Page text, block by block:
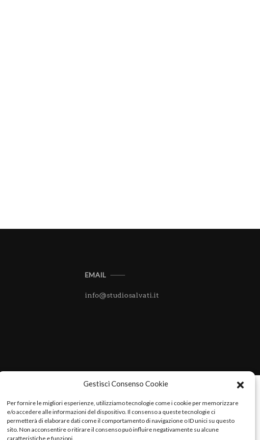
Gestisci Consenso Cookie
Per fornire le migliori esperienze, utilizziamo tecnologie come i cookie per memorizzare
e/o accedere alle informazioni del dispositivo. Il consenso a queste tecnologie ci
permetterà di elaborare dati come il comportamento di navigazione o ID unici su questo
sito. Non acconsentire o ritirare il consenso può influire negativamente su alcune
caratteristiche e funzioni.
EMAIL
info@studiosalvati.it